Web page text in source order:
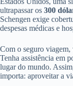
ultrapassar os 300
Schengen exige
despesas médicas e
Com o seguro viagem,
Tenha assistência em
lugar do mundo.
importa: aproveitar a